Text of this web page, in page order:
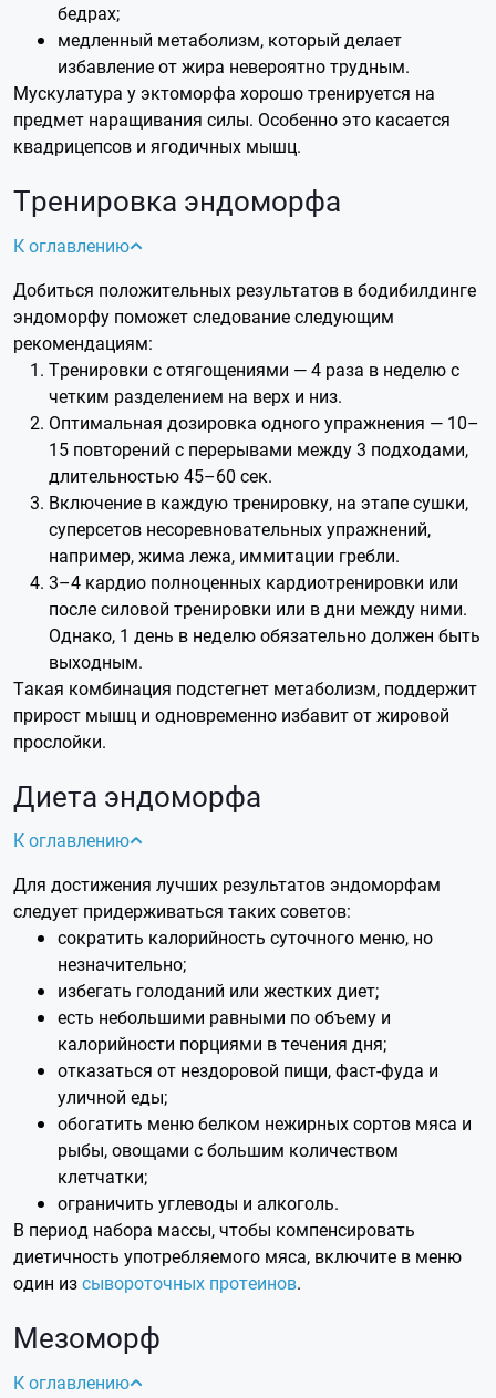
бедрах;
медленный метаболизм, который делает
избавление от жира невероятно трудным.
Мускулатура у эктоморфа хорошо тренируется на
предмет наращивания силы. Особенно это касается
квадрицепсов и ягодичных мышц.
Тренировка эндоморфа
К оглавлению
Добиться положительных результатов в бодибилдинге
эндоморфу поможет следование следующим
рекомендациям:
Тренировки с отягощениями — 4 раза в неделю с
четким разделением на верх и низ.
Оптимальная дозировка одного упражнения — 10–
15 повторений с перерывами между 3 подходами,
длительностью 45–60 сек.
Включение в каждую тренировку, на этапе сушки,
суперсетов несоревновательных упражнений,
например, жима лежа, иммитации гребли.
3–4 кардио полноценных кардиотренировки или
после силовой тренировки или в дни между ними.
Однако, 1 день в неделю обязательно должен быть
выходным.
Такая комбинация подстегнет метаболизм, поддержит
прирост мышц и одновременно избавит от жировой
прослойки.
Диета эндоморфа
К оглавлению
Для достижения лучших результатов эндоморфам
следует придерживаться таких советов:
сократить калорийность суточного меню, но
незначительно;
избегать голоданий или жестких диет;
есть небольшими равными по объему и
калорийности порциями в течения дня;
отказаться от нездоровой пищи, фаст-фуда и
уличной еды;
обогатить меню белком нежирных сортов мяса и
рыбы, овощами с большим количеством
клетчатки;
ограничить углеводы и алкоголь.
В период набора массы, чтобы компенсировать
диетичность употребляемого мяса, включите в меню
один изсывороточных протеинов.
Мезоморф
К оглавлению